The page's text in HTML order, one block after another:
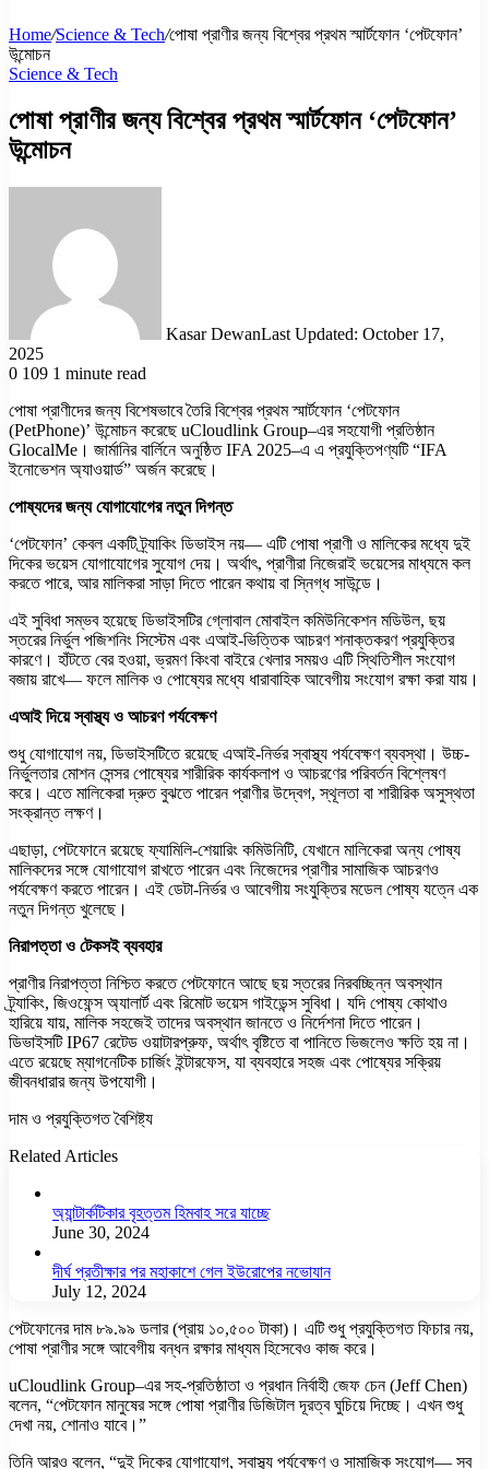
Home/Science & Tech/পোষা প্রাণীর জন্য বিশ্বের প্রথম স্মার্টফোন ‘পেটফোন’
উন্মোচন
Science & Tech
পোষা প্রাণীর জন্য বিশ্বের প্রথম স্মার্টফোন ‘পেটফোন’
উন্মোচন
Kasar DewanLast Updated: October 17,
2025
0 109 1 minute read
পোষা প্রাণীদের জন্য বিশেষভাবে তৈরি বিশ্বের প্রথম স্মার্টফোন ‘পেটফোন
(PetPhone)’ উন্মোচন করেছে uCloudlink Group–এর সহযোগী প্রতিষ্ঠান
GlocalMe। জার্মানির বার্লিনে অনুষ্ঠিত IFA 2025–এ এ প্রযুক্তিপণ্যটি “IFA
ইনোভেশন অ্যাওয়ার্ড” অর্জন করেছে।
পোষ্যদের জন্য যোগাযোগের নতুন দিগন্ত
‘পেটফোন’ কেবল একটি ট্র্যাকিং ডিভাইস নয়— এটি পোষা প্রাণী ও মালিকের মধ্যে দুই
দিকের ভয়েস যোগাযোগের সুযোগ দেয়। অর্থাৎ, প্রাণীরা নিজেরাই ভয়েসের মাধ্যমে কল
করতে পারে, আর মালিকরা সাড়া দিতে পারেন কথায় বা স্নিগ্ধ সাউন্ডে।
এই সুবিধা সম্ভব হয়েছে ডিভাইসটির গ্লোবাল মোবাইল কমিউনিকেশন মডিউল, ছয়
স্তরের নির্ভুল পজিশনিং সিস্টেম এবং এআই-ভিত্তিক আচরণ শনাক্তকরণ প্রযুক্তির
কারণে। হাঁটতে বের হওয়া, ভ্রমণ কিংবা বাইরে খেলার সময়ও এটি স্থিতিশীল সংযোগ
বজায় রাখে— ফলে মালিক ও পোষ্যের মধ্যে ধারাবাহিক আবেগীয় সংযোগ রক্ষা করা যায়।
এআই দিয়ে স্বাস্থ্য ও আচরণ পর্যবেক্ষণ
শুধু যোগাযোগ নয়, ডিভাইসটিতে রয়েছে এআই-নির্ভর স্বাস্থ্য পর্যবেক্ষণ ব্যবস্থা। উচ্চ-
নির্ভুলতার মোশন সেন্সর পোষ্যের শারীরিক কার্যকলাপ ও আচরণের পরিবর্তন বিশ্লেষণ
করে। এতে মালিকেরা দ্রুত বুঝতে পারেন প্রাণীর উদ্বেগ, স্থূলতা বা শারীরিক অসুস্থতা
সংক্রান্ত লক্ষণ।
এছাড়া, পেটফোনে রয়েছে ফ্যামিলি-শেয়ারিং কমিউনিটি, যেখানে মালিকেরা অন্য পোষ্য
মালিকদের সঙ্গে যোগাযোগ রাখতে পারেন এবং নিজেদের প্রাণীর সামাজিক আচরণও
পর্যবেক্ষণ করতে পারেন। এই ডেটা-নির্ভর ও আবেগীয় সংযুক্তির মডেল পোষ্য যত্নে এক
নতুন দিগন্ত খুলেছে।
নিরাপত্তা ও টেকসই ব্যবহার
প্রাণীর নিরাপত্তা নিশ্চিত করতে পেটফোনে আছে ছয় স্তরের নিরবচ্ছিন্ন অবস্থান
ট্র্যাকিং, জিওফেন্স অ্যালার্ট এবং রিমোট ভয়েস গাইডেন্স সুবিধা। যদি পোষ্য কোথাও
হারিয়ে যায়, মালিক সহজেই তাদের অবস্থান জানতে ও নির্দেশনা দিতে পারেন।
ডিভাইসটি IP67 রেটেড ওয়াটারপ্রুফ, অর্থাৎ বৃষ্টিতে বা পানিতে ভিজলেও ক্ষতি হয় না।
এতে রয়েছে ম্যাগনেটিক চার্জিং ইন্টারফেস, যা ব্যবহারে সহজ এবং পোষ্যের সক্রিয়
জীবনধারার জন্য উপযোগী।
দাম ও প্রযুক্তিগত বৈশিষ্ট্য
Related Articles
অ্যান্টার্কটিকার বৃহত্তম হিমবাহ সরে যাচ্ছে
June 30, 2024
দীর্ঘ প্রতীক্ষার পর মহাকাশে গেল ইউরোপের নভোযান
July 12, 2024
পেটফোনের দাম ৮৯.৯৯ ডলার (প্রায় ১০,৫০০ টাকা)। এটি শুধু প্রযুক্তিগত ফিচার নয়,
পোষা প্রাণীর সঙ্গে আবেগীয় বন্ধন রক্ষার মাধ্যম হিসেবেও কাজ করে।
uCloudlink Group–এর সহ-প্রতিষ্ঠাতা ও প্রধান নির্বাহী জেফ চেন (Jeff Chen)
বলেন, “পেটফোন মানুষের সঙ্গে পোষা প্রাণীর ডিজিটাল দূরত্ব ঘুচিয়ে দিচ্ছে। এখন শুধু
দেখা নয়, শোনাও যাবে।”
তিনি আরও বলেন, “দুই দিকের যোগাযোগ, স্বাস্থ্য পর্যবেক্ষণ ও সামাজিক সংযোগ— সব